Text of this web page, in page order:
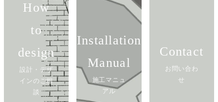
How
to
design
設計・デザ
インのご相
談
Installation
Manual
施工マニュ
アル
Contact
お問い合わ
せ